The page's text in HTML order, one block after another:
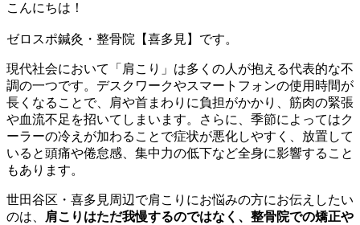
こんにちは！
ゼロスポ鍼灸・整骨院【喜多見】です。
現代社会において「肩こり」は多くの人が抱える代表的な不
調の一つです。デスクワークやスマートフォンの使用時間が
長くなることで、肩や首まわりに負担がかかり、筋肉の緊張
や血流不足を招いてしまいます。さらに、季節によってはク
ーラーの冷えが加わることで症状が悪化しやすく、放置して
いると頭痛や倦怠感、集中力の低下など全身に影響すること
もあります。
世田谷区・喜多見周辺で肩こりにお悩みの方にお伝えしたい
のは、
肩こりはただ我慢するのではなく、整骨院での矯正や